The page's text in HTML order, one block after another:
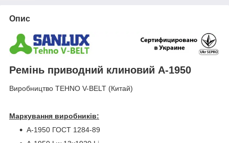
Опис
Ремінь приводний клиновий A-1950
Виробництво TEHNO V-BELT (Китай)
Маркування виробників:
A-1950 ГОСТ 1284-89